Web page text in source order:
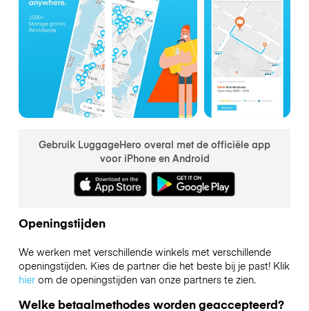
Gebruik LuggageHero overal met de officiële app
voor iPhone en Android
Openingstijden
We werken met verschillende winkels met verschillende
openingstijden. Kies de partner die het beste bij je past! Klik
hierom de openingstijden van onze partners te zien.
Welke betaalmethodes worden geaccepteerd?